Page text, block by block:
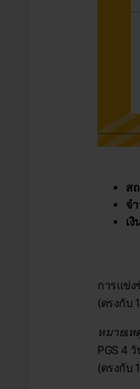
ส
จ
เ
การแข่ง
(ตรงกับ
หมายเห
PGS 4
(ตรงกับ